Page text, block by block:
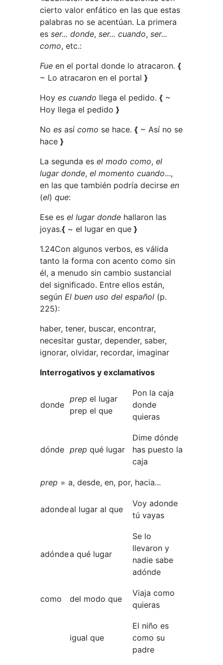
cierto valor enfático en las que estas
palabras no se acentúan. La primera
es ser... donde, ser... cuando, ser...
como, etc.:
Fue en el portal donde lo atracaron. {
~ Lo atracaron en el portal }
Hoy es cuando llega el pedido. { ~
Hoy llega el pedido }
No es así como se hace. { ~ Así no se
hace }
La segunda es el modo como, el
lugar donde, el momento cuando...,
en las que también podría decirse en
(el) que:
Ese es el lugar donde hallaron las
joyas.{ ~ el lugar en que }
1.24Con algunos verbos, es válida
tanto la forma con acento como sin
él, a menudo sin cambio sustancial
del signiﬁcado. Entre ellos están,
según El buen uso del español (p.
225):
haber, tener, buscar, encontrar,
necesitar gustar, depender, saber,
ignorar, olvidar, recordar, imaginar
Interrogativos y exclamativos
donde
prep el lugar
prep el que
Pon la caja
donde
quieras
dónde prep qué lugar
Dime dónde
has puesto la
caja
prep = a, desde, en, por, hacia...
adondeal lugar al que
Voy adonde
tú vayas
adóndea qué lugar
Se lo
llevaron y
nadie sabe
adónde
como del modo que
Viaja como
quieras
igual que
El niño es
como su
padre